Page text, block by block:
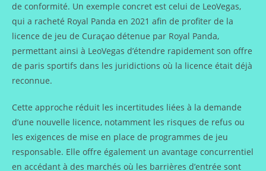
de conformité. Un exemple concret est celui de LeoVegas,
qui a racheté Royal Panda en 2021 afin de profiter de la
licence de jeu de Curaçao détenue par Royal Panda,
permettant ainsi à LeoVegas d’étendre rapidement son offre
de paris sportifs dans les juridictions où la licence était déjà
reconnue.
Cette approche réduit les incertitudes liées à la demande
d’une nouvelle licence, notamment les risques de refus ou
les exigences de mise en place de programmes de jeu
responsable. Elle offre également un avantage concurrentiel
en accédant à des marchés où les barrières d’entrée sont